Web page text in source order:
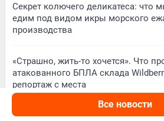
Все новости
Секрет колючего деликатеса: что
едим под видом икры морского
производства
«Страшно, жить-то хочется». Что
атакованного БПЛА склада
репортаж с места
«Есть ли на свете матери, которые